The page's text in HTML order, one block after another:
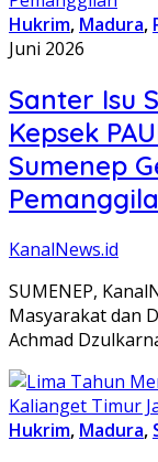
Hukrim, Madura,
Juni 2026
Santer Isu
Kepsek
Sumenep
KanalNews.id
SUMENEP,
Masyarakat dan
Achmad
Hukrim, Madura,